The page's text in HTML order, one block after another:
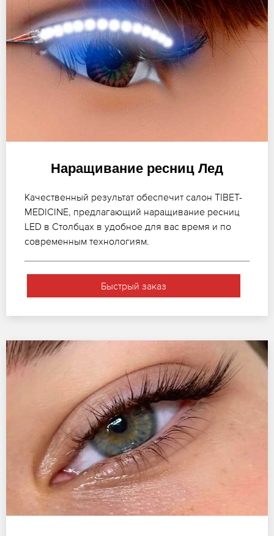
Наращивание ресниц Лед
Качественный результат обеспечит салон TIBET-
MEDICINE, предлагающий наращивание ресниц
LED в Столбцах в удобное для вас время и по
современным технологиям.
Быстрый заказ